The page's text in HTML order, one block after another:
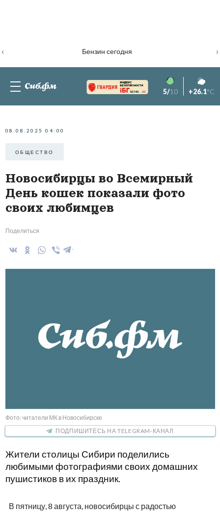
Бензин сегодня
‹ ›
82.76% -1.2 5/10 +26.1°C
08.08.2025 04:00
ОБЩЕСТВО
Новосибирцы во Всемирный
День кошек показали фото
своих любимцев
Поделиться
Фото: читатели МК в Новосибирске
ПОДПИШИТЕСЬ НА TELEGRAM-КАНАЛ
Жители столицы Сибири поделились
любимыми фотографиями своих домашних
пушистиков в их праздник.
В пятницу, 8 августа, новосибирцы с радостью